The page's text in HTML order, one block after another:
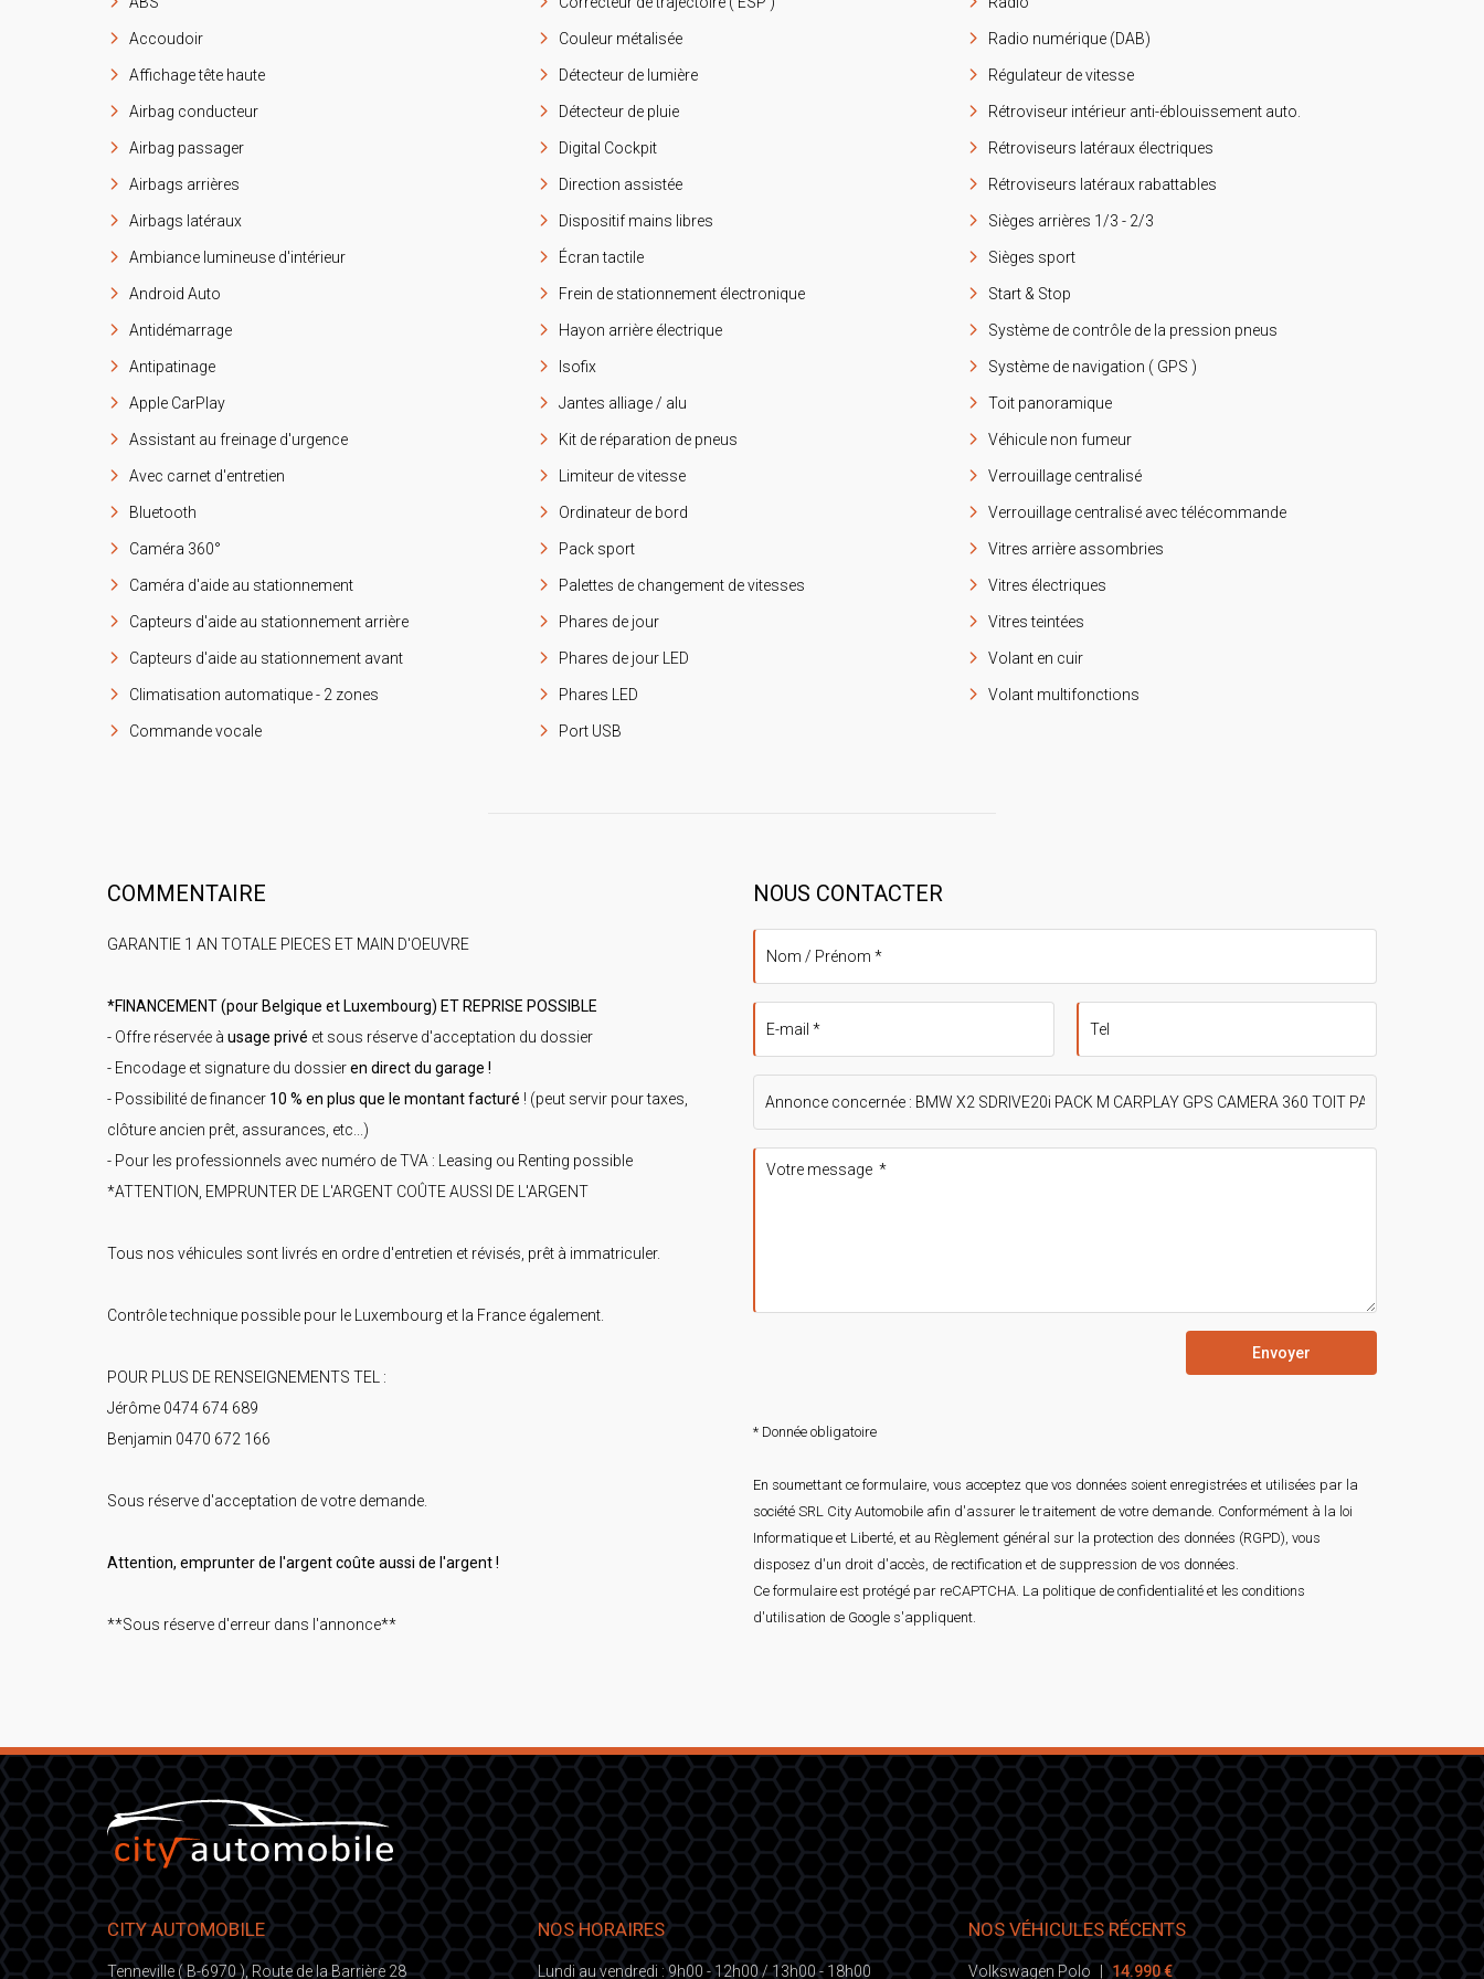
Accoudoir
Affichage tête haute
Airbag conducteur
Airbag passager
Airbags arrières
Airbags latéraux
Ambiance lumineuse d'intérieur
Android Auto
Antidémarrage
Antipatinage
Apple CarPlay
Assistant au freinage d'urgence
Avec carnet d'entretien
Bluetooth
Caméra 360°
Caméra d'aide au stationnement
Capteurs d'aide au stationnement arrière
Capteurs d'aide au stationnement avant
Climatisation automatique - 2 zones
Commande vocale
Couleur métalisée
Détecteur de lumière
Détecteur de pluie
Digital Cockpit
Direction assistée
Dispositif mains libres
Écran tactile
Frein de stationnement électronique
Hayon arrière électrique
Isofix
Jantes alliage / alu
Kit de réparation de pneus
Limiteur de vitesse
Ordinateur de bord
Pack sport
Palettes de changement de vitesses
Phares de jour
Phares de jour LED
Phares LED
Port USB
Radio numérique (DAB)
Régulateur de vitesse
Rétroviseur intérieur anti-éblouissement auto.
Rétroviseurs latéraux électriques
Rétroviseurs latéraux rabattables
Sièges arrières 1/3 - 2/3
Sièges sport
Start & Stop
Système de contrôle de la pression pneus
Système de navigation ( GPS )
Toit panoramique
Véhicule non fumeur
Verrouillage centralisé
Verrouillage centralisé avec télécommande
Vitres arrière assombries
Vitres électriques
Vitres teintées
Volant en cuir
Volant multifonctions
COMMENTAIRE
GARANTIE 1 AN TOTALE PIECES ET MAIN D'OEUVRE
*FINANCEMENT (pour Belgique et Luxembourg) ET REPRISE POSSIBLE
- Offre réservée à usage privé et sous réserve d'acceptation du dossier
- Encodage et signature du dossieren direct du garage !
- Possibilité de financer 10 % en plus que le montant facturé ! (peut servir pour taxes,
clôture ancien prêt, assurances, etc...)
- Pour les professionnels avec numéro de TVA : Leasing ou Renting possible
*ATTENTION, EMPRUNTER DE L'ARGENT COÛTE AUSSI DE L'ARGENT
Tous nos véhicules sont livrés en ordre d'entretien et révisés, prêt à immatriculer.
Contrôle technique possible pour le Luxembourg et la France également.
POUR PLUS DE RENSEIGNEMENTS TEL :
Jérôme 0474 674 689
Benjamin 0470 672 166
Sous réserve d'acceptation de votre demande.
Attention, emprunter de l'argent coûte aussi de l'argent !
**Sous réserve d'erreur dans l'annonce**
NOUS CONTACTER
Envoyer
* Donnée obligatoire
En soumettant ce formulaire, vous acceptez que vos données soient enregistrées et utilisées par la
société SRL City Automobile afin d'assurer le traitement de votre demande. Conformément à la loi
Informatique et Liberté, et au Règlement général sur la protection des données (RGPD), vous
disposez d'un droit d'accès, de rectification et de suppression de vos données.
Ce formulaire est protégé par reCAPTCHA. La politique de confidentialité et les conditions
d'utilisation de Google s'appliquent.
CITY AUTOMOBILE
Tenneville ( B-6970 ), Route de la Barrière 28
NOS HORAIRES
Lundi au vendredi : 9h00 - 12h00 / 13h00 - 18h00
NOS VÉHICULES RÉCENTS
Volkswagen Polo 14.990 €